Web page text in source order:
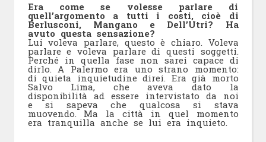
Era come se volesse parlare di
quell’argomento a tutti i costi, cioè di
Berlusconi, Mangano e Dell’Utri? Ha
avuto questa sensazione?
Lui voleva parlare, questo è chiaro. Voleva
parlare e voleva parlare di questi soggetti.
Perché in quella fase non sarei capace di
dirlo. A Palermo era uno strano momento:
di quieta inquietudine direi. Era già morto
Salvo Lima, che aveva dato la
disponibilità ad essere intervistato da noi
e si sapeva che qualcosa si stava
muovendo. Ma la città in quel momento
era tranquilla anche se lui era inquieto.